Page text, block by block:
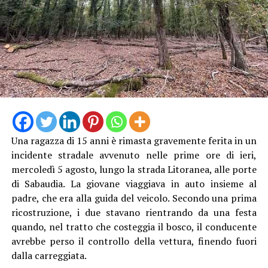
Le indagini dei Carabinieri proseguono per ricostruire i
ruoli delle persone coinvolte e individuare eventuali
ulteriori responsabilità.
Una ragazza di 15 anni è rimasta gravemente ferita in un
incidente stradale avvenuto nelle prime ore di ieri,
mercoledì 5 agosto, lungo la strada Litoranea, alle porte
di Sabaudia. La giovane viaggiava in auto insieme al
padre, che era alla guida del veicolo. Secondo una prima
ricostruzione, i due stavano rientrando da una festa
quando, nel tratto che costeggia il bosco, il conducente
avrebbe perso il controllo della vettura, finendo fuori
dalla carreggiata.